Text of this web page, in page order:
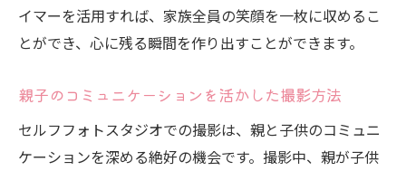
セルフタイマーを活用して全員の笑顔をキ
ャッチ
子供撮影をもっと楽しくセルフフォトスタジオ
活用術
楽しい撮影を演出する背景と小物の活用法
イマーを活用すれば、家族全員の笑顔を一枚に収めるこ
とができ、心に残る瞬間を作り出すことができます。
親子のコミュニケーションを活かした撮影方法
セルフフォトスタジオでの撮影は、親と子供のコミュニ
ケーションを深める絶好の機会です。撮影中、親が子供